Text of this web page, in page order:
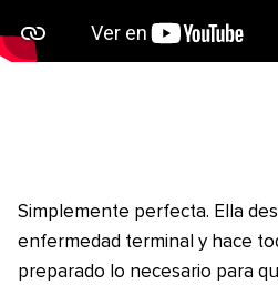
Simplemente perfecta. Ella
enfermedad terminal y hace
preparado lo necesario para